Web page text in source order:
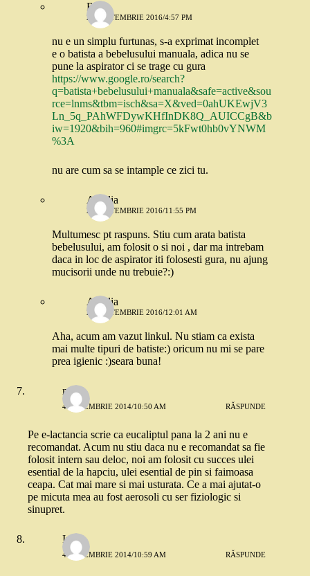
Robo
27 SEPTEMBRIE 2016/4:57 PM
nu e un simplu furtunas, s-a exprimat incomplet
e o batista a bebelusului manuala, adica nu se
pune la aspirator ci se trage cu gura
https://www.google.ro/search?
q=batista+bebelusului+manuala&safe=active&sou
rce=lnms&tbm=isch&sa=X&ved=0ahUKEwjV3
Ln_5q_PAhWFDywKHfInDK8Q_AUICCgB&b
iw=1920&bih=960#imgrc=5kFwt0hb0vYNWM
%3A
nu are cum sa se intample ce zici tu.
Amalia
27 SEPTEMBRIE 2016/11:55 PM
Multumesc pt raspuns. Stiu cum arata batista
bebelusului, am folosit o si noi , dar ma intrebam
daca in loc de aspirator iti folosesti gura, nu ajung
mucisorii unde nu trebuie?:)
Amalia
28 SEPTEMBRIE 2016/12:01 AM
Aha, acum am vazut linkul. Nu stiam ca exista
mai multe tipuri de batiste:) oricum nu mi se pare
prea igienic :)seara buna!
mona
4 DECEMBRIE 2014/10:50 AM RĂSPUNDE
Pe e-lactancia scrie ca eucaliptul pana la 2 ani nu e
recomandat. Acum nu stiu daca nu e recomandat sa fie
folosit intern sau deloc, noi am folosit cu succes ulei
esential de la hapciu, ulei esential de pin si faimoasa
ceapa. Cat mai mare si mai usturata. Ce a mai ajutat-o
pe micuta mea au fost aerosoli cu ser fiziologic si
sinupret.
Iulia
4 DECEMBRIE 2014/10:59 AM RĂSPUNDE